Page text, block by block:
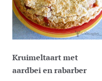
Kruimeltaart met
aardbei en rabarber